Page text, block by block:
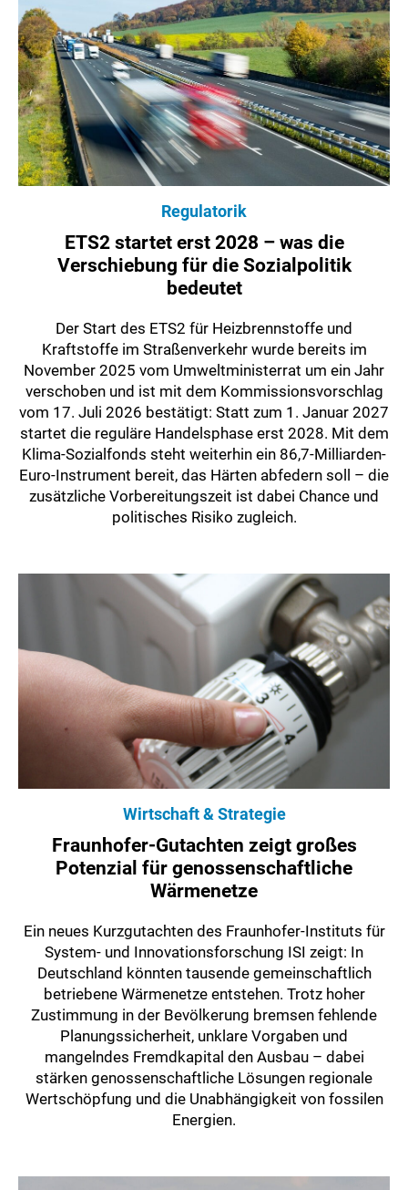
Regulatorik
ETS2 startet erst 2028 – was die
Verschiebung für die Sozialpolitik
bedeutet
Der Start des ETS2 für Heizbrennstoffe und
Kraftstoffe im Straßenverkehr wurde bereits im
November 2025 vom Umweltministerrat um ein Jahr
verschoben und ist mit dem Kommissionsvorschlag
vom 17. Juli 2026 bestätigt: Statt zum 1. Januar 2027
startet die reguläre Handelsphase erst 2028. Mit dem
Klima-Sozialfonds steht weiterhin ein 86,7-Milliarden-
Euro-Instrument bereit, das Härten abfedern soll – die
zusätzliche Vorbereitungszeit ist dabei Chance und
politisches Risiko zugleich.
Wirtschaft & Strategie
Fraunhofer-Gutachten zeigt großes
Potenzial für genossenschaftliche
Wärmenetze
Ein neues Kurzgutachten des Fraunhofer-Instituts für
System- und Innovationsforschung ISI zeigt: In
Deutschland könnten tausende gemeinschaftlich
betriebene Wärmenetze entstehen. Trotz hoher
Zustimmung in der Bevölkerung bremsen fehlende
Planungssicherheit, unklare Vorgaben und
mangelndes Fremdkapital den Ausbau – dabei
stärken genossenschaftliche Lösungen regionale
Wertschöpfung und die Unabhängigkeit von fossilen
Energien.